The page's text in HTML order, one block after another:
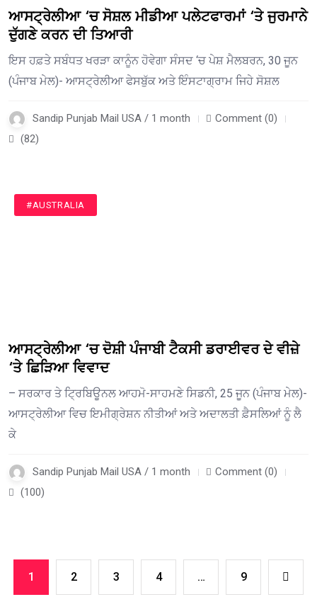
ਆਸਟ੍ਰੇਲੀਆ ‘ਚ ਸੋਸ਼ਲ ਮੀਡੀਆ ਪਲੇਟਫਾਰਮਾਂ ‘ਤੇ ਜੁਰਮਾਨੇ
ਦੁੱਗਣੇ ਕਰਨ ਦੀ ਤਿਆਰੀ
ਇਸ ਹਫ਼ਤੇ ਸਬੰਧਤ ਖਰੜਾ ਕਾਨੂੰਨ ਹੋਵੇਗਾ ਸੰਸਦ ‘ਚ ਪੇਸ਼ ਮੈਲਬਰਨ, 30 ਜੂਨ
(ਪੰਜਾਬ ਮੇਲ)- ਆਸਟ੍ਰੇਲੀਆ ਫੇਸਬੁੱਕ ਅਤੇ ਇੰਸਟਾਗ੍ਰਾਮ ਜਿਹੇ ਸੋਸ਼ਲ
Sandip Punjab Mail USA / 1 month
Comment (0)
(82)
#AUSTRALIA
ਆਸਟ੍ਰੇਲੀਆ ‘ਚ ਦੋਸ਼ੀ ਪੰਜਾਬੀ ਟੈਕਸੀ ਡਰਾਈਵਰ ਦੇ ਵੀਜ਼ੇ
‘ਤੇ ਛਿੜਿਆ ਵਿਵਾਦ
– ਸਰਕਾਰ ਤੇ ਟ੍ਰਿਬਿਊਨਲ ਆਹਮੋ-ਸਾਹਮਣੇ ਸਿਡਨੀ, 25 ਜੂਨ (ਪੰਜਾਬ ਮੇਲ)-
ਆਸਟ੍ਰੇਲੀਆ ਵਿਚ ਇਮੀਗ੍ਰੇਸ਼ਨ ਨੀਤੀਆਂ ਅਤੇ ਅਦਾਲਤੀ ਫ਼ੈਸਲਿਆਂ ਨੂੰ ਲੈ
ਕੇ
Sandip Punjab Mail USA / 1 month
Comment (0)
(100)
1 2 3 4 … 9